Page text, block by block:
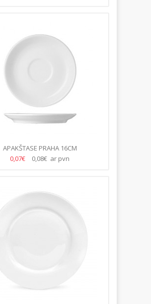
APAKŠTASE PRAHA 16CM
0,07€
0,08€ ar pvn